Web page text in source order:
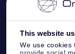
This website
We use cookies
provide social
評論
OSR 禮物卡
公司禮品
個性化的
One Million
付款資訊
配送信息